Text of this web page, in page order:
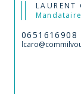
LAURENT
0651616908